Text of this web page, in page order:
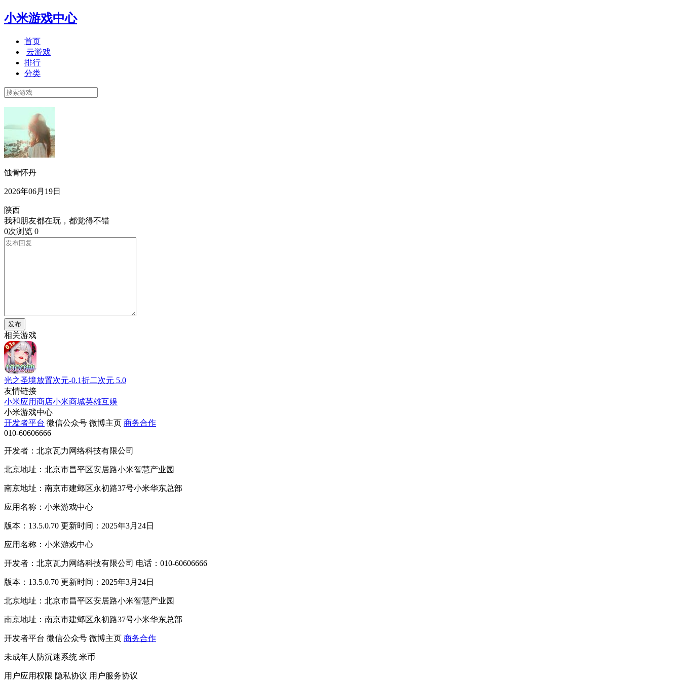
小米游戏中心
首页
云游戏
排行
分类
蚀骨怀丹
2026年06月19日
陕西
我和朋友都在玩，都觉得不错
0次浏览 0
发布
相关游戏
光之圣境放置次元-0.1折二次元 5.0
友情链接
小米应用商店小米商城英雄互娱
小米游戏中心
开发者平台 微信公众号 微博主页 商务合作
010-60606666
开发者：北京瓦力网络科技有限公司
北京地址：北京市昌平区安居路小米智慧产业园
南京地址：南京市建邺区永初路37号小米华东总部
应用名称：小米游戏中心
版本：13.5.0.70 更新时间：2025年3月24日
应用名称：小米游戏中心
开发者：北京瓦力网络科技有限公司 电话：010-60606666
版本：13.5.0.70 更新时间：2025年3月24日
北京地址：北京市昌平区安居路小米智慧产业园
南京地址：南京市建邺区永初路37号小米华东总部
开发者平台 微信公众号 微博主页 商务合作
未成年人防沉迷系统 米币
用户应用权限 隐私协议 用户服务协议